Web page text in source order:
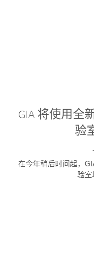
GIA 将使用全
验
在今年稍后时间起，
验室